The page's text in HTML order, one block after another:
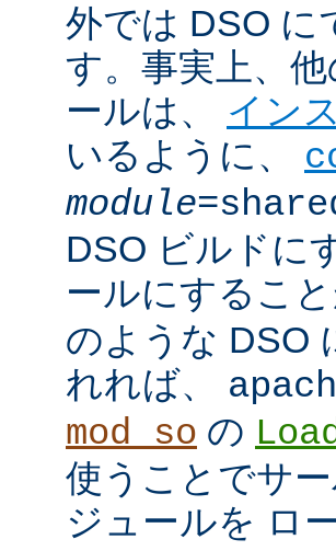
外では DSO に
す。事実上、
ールは、 イン
いるように、
module
DSO ビルドに
ールにするこ
のような DSO
れれば、
mod_so の
使うことでサ
ジュールを ロ